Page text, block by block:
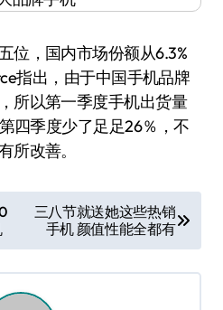
，国内市场份额从6.3%
指出，由于中国手机品牌
所以第一季度手机出货量
四季度少了足足26％，不
所改善。
三八节就送她这些热销
手机 颜值性能全都有